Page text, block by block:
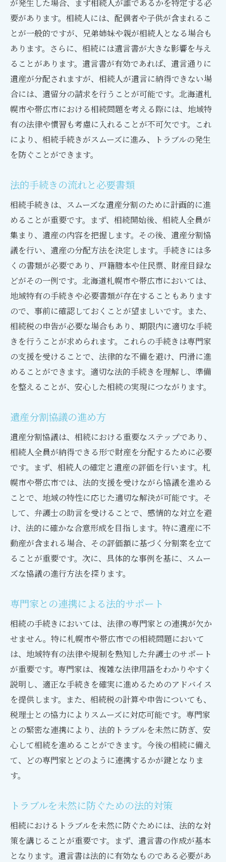
が発生した場合、まず相続人が誰であるかを特定する必
要があります。相続人には、配偶者や子供が含まれるこ
とが一般的ですが、兄弟姉妹や親が相続人となる場合も
あります。さらに、相続には遺言書が大きな影響を与え
ることがあります。遺言書が有効であれば、遺言通りに
遺産が分配されますが、相続人が遺言に納得できない場
合には、遺留分の請求を行うことが可能です。北海道札
幌市や帯広市における相続問題を考える際には、地域特
有の法律や慣習も考慮に入れることが不可欠です。これ
により、相続手続きがスムーズに進み、トラブルの発生
を防ぐことができます。
法的手続きの流れと必要書類
相続手続きは、スムーズな遺産分割のために計画的に進
めることが重要です。まず、相続開始後、相続人全員が
集まり、遺産の内容を把握します。その後、遺産分割協
議を行い、遺産の分配方法を決定します。手続きには多
くの書類が必要であり、戸籍謄本や住民票、財産目録な
どがその一例です。北海道札幌市や帯広市においては、
地域特有の手続きや必要書類が存在することもあります
ので、事前に確認しておくことが望ましいです。また、
相続税の申告が必要な場合もあり、期限内に適切な手続
きを行うことが求められます。これらの手続きは専門家
の支援を受けることで、法律的な不備を避け、円滑に進
めることができます。適切な法的手続きを理解し、準備
を整えることが、安心した相続の実現につながります。
遺産分割協議の進め方
遺産分割協議は、相続における重要なステップであり、
相続人全員が納得できる形で財産を分配するために必要
です。まず、相続人の確定と遺産の評価を行います。札
幌市や帯広市では、法的支援を受けながら協議を進める
ことで、地域の特性に応じた適切な解決が可能です。そ
して、弁護士の助言を受けることで、感情的な対立を避
け、法的に確かな合意形成を目指します。特に遺産に不
動産が含まれる場合、その評価額に基づく分割案を立て
ることが重要です。次に、具体的な事例を基に、スムー
ズな協議の進行方法を探ります。
専門家との連携による法的サポート
相続の手続きにおいては、法律の専門家との連携が欠か
せません。特に札幌市や帯広市での相続問題において
は、地域特有の法律や規制を熟知した弁護士のサポート
が重要です。専門家は、複雑な法律用語をわかりやすく
説明し、適正な手続きを確実に進めるためのアドバイス
を提供します。また、相続税の計算や申告についても、
税理士との協力によりスムーズに対応可能です。専門家
との緊密な連携により、法的トラブルを未然に防ぎ、安
心して相続を進めることができます。今後の相続に備え
て、どの専門家とどのように連携するかが鍵となりま
す。
トラブルを未然に防ぐための法的対策
相続におけるトラブルを未然に防ぐためには、法的な対
策を講じることが重要です。まず、遺言書の作成が基本
となります。遺言書は法的に有効なものである必要があ